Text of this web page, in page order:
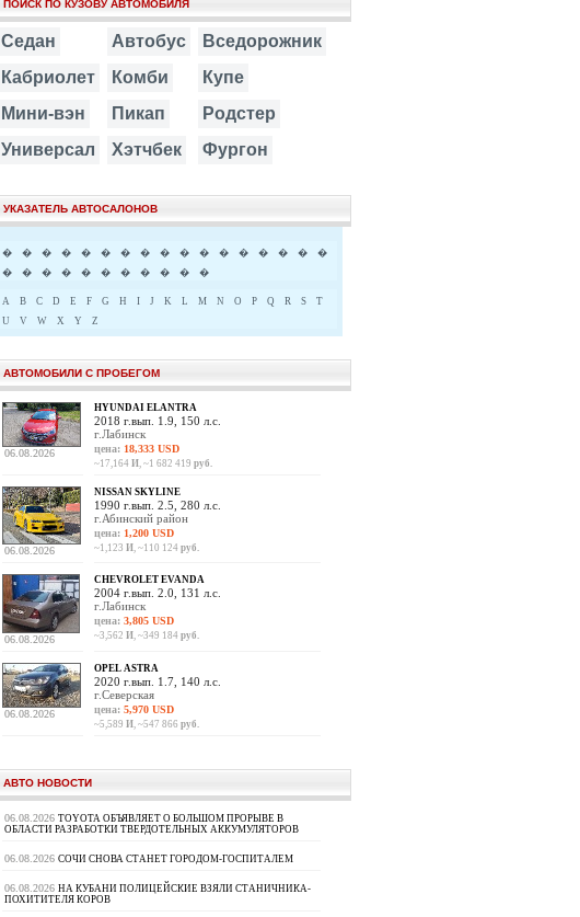
ПОИСК ПО КУЗОВУ АВТОМОБИЛЯ
Седан Автобус
Вседорожник
Кабриолет
Комби
Купе
Мини-вэн
Пикап
Родстер
Универсал
Хэтчбек Фургон
УКАЗАТЕЛЬ АВТОСАЛОНОВ
� � � � � � � � � � � � � � � �
�
�
� � � � � � � � � �
A B C D E F G H I J K L M N O P Q R S
T
U
V W X Y Z
АВТОМОБИЛИ С ПРОБЕГОМ
06.08.2026
HYUNDAI ELANTRA
2018 г.вып. 1.9, 150 л.с.
г.Лабинск
цена: 18,333 USD
~17,164 И, ~1 682 419 руб.
06.08.2026
NISSAN SKYLINE
1990 г.вып. 2.5, 280 л.с.
г.Абинский район
цена: 1,200 USD
~1,123 И, ~110 124 руб.
06.08.2026
CHEVROLET EVANDA
2004 г.вып. 2.0, 131 л.с.
г.Лабинск
цена: 3,805 USD
~3,562 И, ~349 184 руб.
06.08.2026
OPEL ASTRA
2020 г.вып. 1.7, 140 л.с.
г.Северская
цена: 5,970 USD
~5,589 И, ~547 866 руб.
АВТО НОВОСТИ
06.08.2026 TOYOTA ОБЪЯВЛЯЕТ О БОЛЬШОМ ПРОРЫВЕ В
ОБЛАСТИ РАЗРАБОТКИ ТВЕРДОТЕЛЬНЫХ АККУМУЛЯТОРОВ
06.08.2026 СОЧИ СНОВА СТАНЕТ ГОРОДОМ-ГОСПИТАЛЕМ
06.08.2026 НА КУБАНИ ПОЛИЦЕЙСКИЕ ВЗЯЛИ СТАНИЧНИКА-
ПОХИТИТЕЛЯ КОРОВ